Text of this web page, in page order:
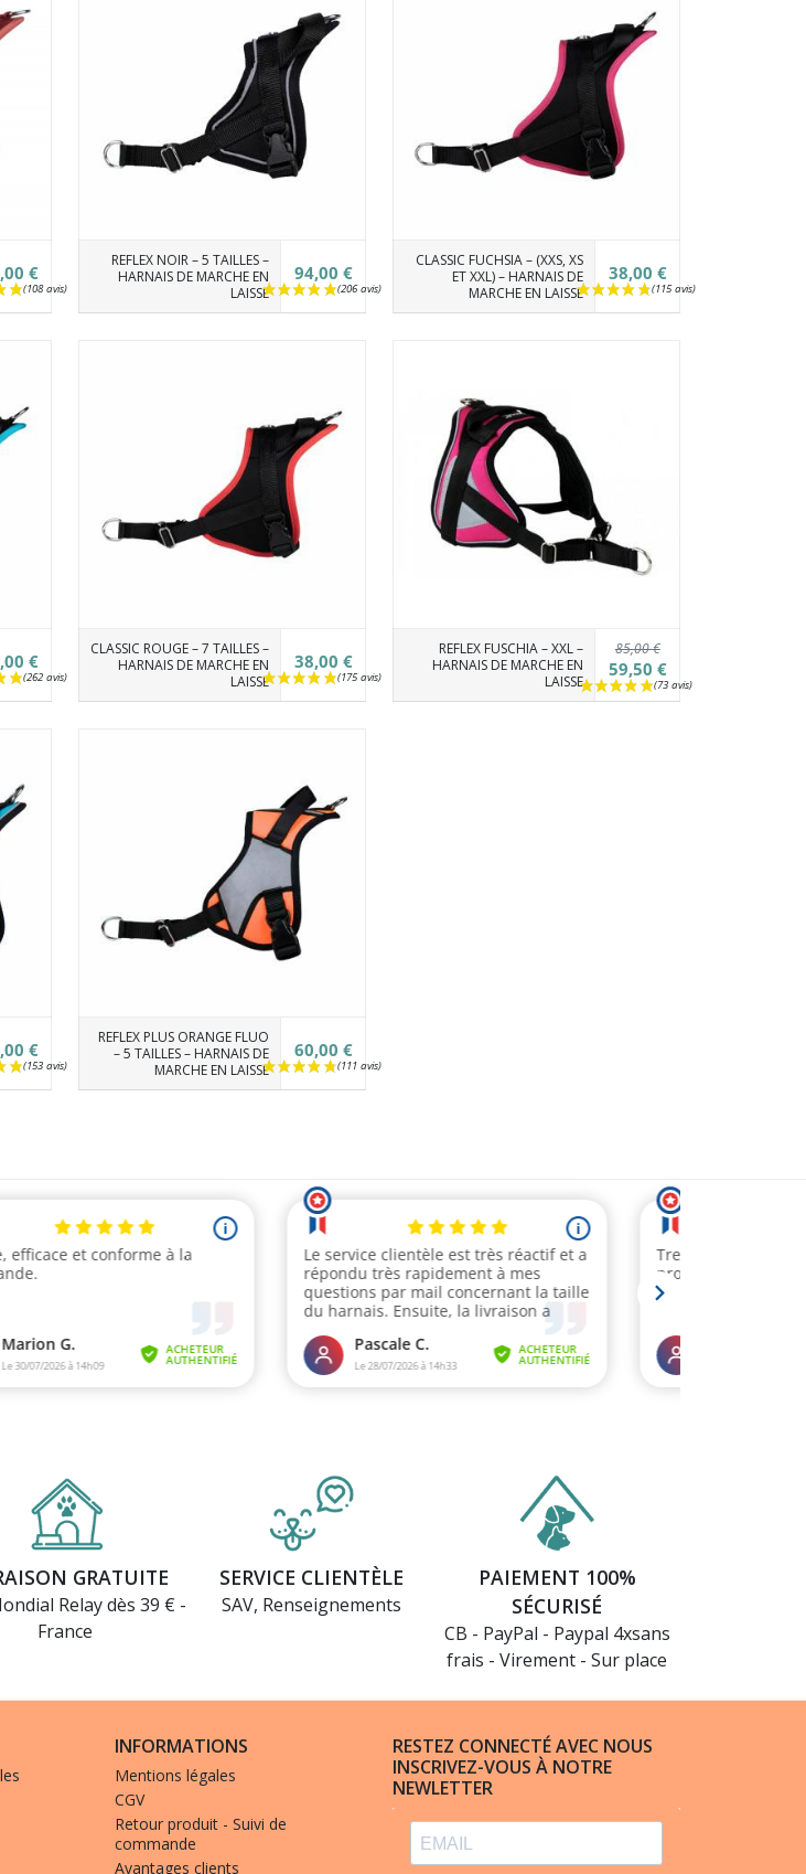
(2 avis)
(108 avis)
€
REFLEX NOIR – 5 TAILLES –
HARNAIS DE MARCHE EN
LAISSE
94,00 €
CLASSIC FUCHSIA – (XXS, XS
ET XXL) – HARNAIS DE
MARCHE EN LAISSE
38,00 €
€
CLASSIC ROUGE – 7 TAILLES –
HARNAIS DE MARCHE EN
LAISSE
38,00 €
REFLEX FUSCHIA – XXL –
HARNAIS DE MARCHE EN
LAISSE
59,50 €
85,00 €
€
REFLEX PLUS ORANGE FLUO
– 5 TAILLES – HARNAIS DE
MARCHE EN LAISSE
60,00 €
GRATUITE
Relay dès 39 € -
France
SERVICE CLIENTÈLE
SAV, Renseignements
PAIEMENT 100%
SÉCURISÉ
CB - PayPal - Paypal 4xsans
frais - Virement - Sur place
INFORMATIONS
Mentions légales
CGV
Retour produit - Suivi de
commande
Avantages clients
RESTEZ CONNECTÉ AVEC NOUS
INSCRIVEZ-VOUS À NOTRE
NEWLETTER